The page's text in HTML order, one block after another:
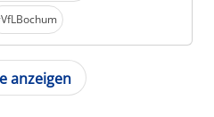
anzeigen